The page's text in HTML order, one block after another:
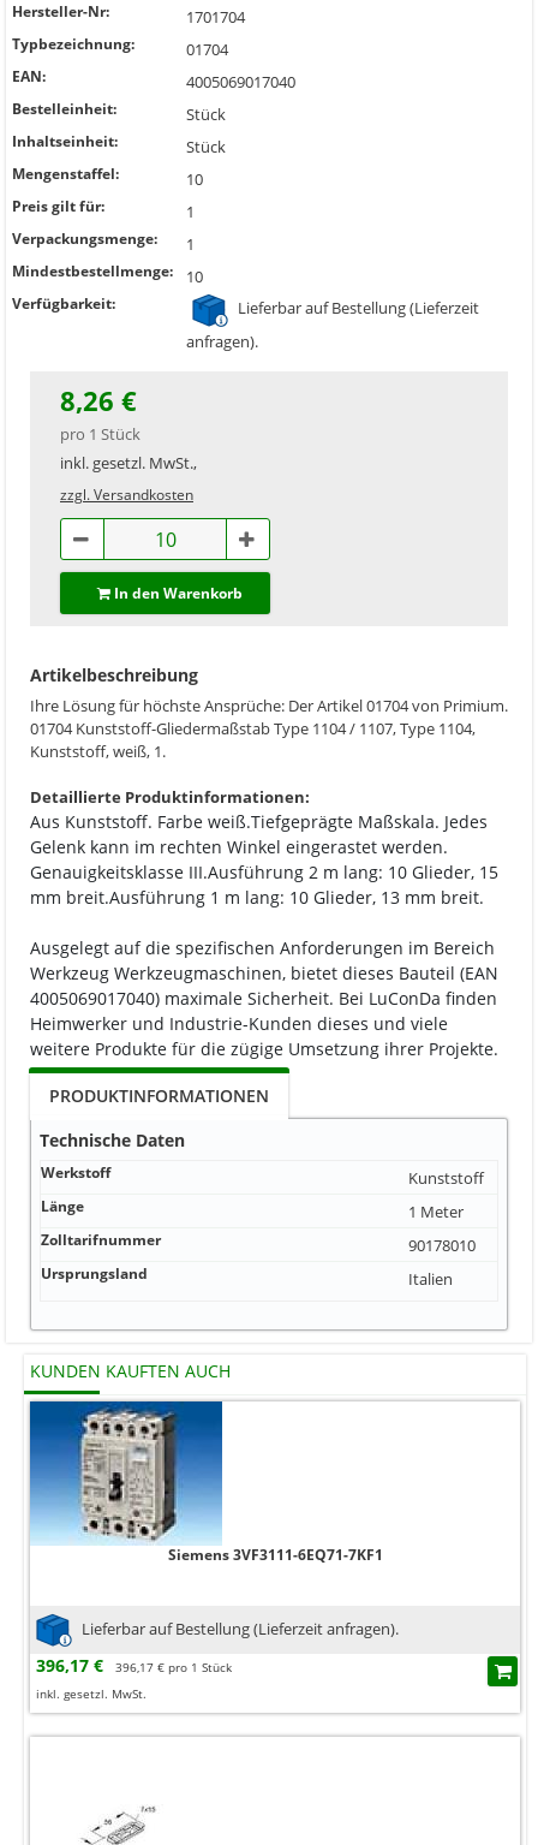
Hersteller-Nr: 1701704
Typbezeichnung: 01704
EAN: 4005069017040
Bestelleinheit: Stück
Inhaltseinheit: Stück
Mengenstaffel: 10
Preis gilt für: 1
Verpackungsmenge: 1
Mindestbestellmenge: 10
Verfügbarkeit:
Lieferbar auf Bestellung (Lieferzeit
anfragen).
8,26 €
pro 1 Stück
inkl. gesetzl. MwSt.,
zzgl. Versandkosten
In den Warenkorb
Artikelbeschreibung
Ihre Lösung für höchste Ansprüche: Der Artikel 01704 von Primium.
01704 Kunststoff-Gliedermaßstab Type 1104 / 1107, Type 1104,
Kunststoff, weiß, 1.
Detaillierte Produktinformationen:
Aus Kunststoff. Farbe weiß.Tiefgeprägte Maßskala. Jedes
Gelenk kann im rechten Winkel eingerastet werden.
Genauigkeitsklasse III.Ausführung 2 m lang: 10 Glieder, 15
mm breit.Ausführung 1 m lang: 10 Glieder, 13 mm breit.
Ausgelegt auf die spezifischen Anforderungen im Bereich
Werkzeug Werkzeugmaschinen, bietet dieses Bauteil (EAN
4005069017040) maximale Sicherheit. Bei LuConDa finden
Heimwerker und Industrie-Kunden dieses und viele
weitere Produkte für die zügige Umsetzung ihrer Projekte.
PRODUKTINFORMATIONEN
Technische Daten
Werkstoff Kunststoff
Länge 1 Meter
Zolltarifnummer 90178010
Ursprungsland Italien
KUNDEN KAUFTEN AUCH
Siemens 3VF3111-6EQ71-7KF1
Lieferbar auf Bestellung (Lieferzeit anfragen).
396,17 €
396,17 € pro 1 Stück
inkl. gesetzl. MwSt.